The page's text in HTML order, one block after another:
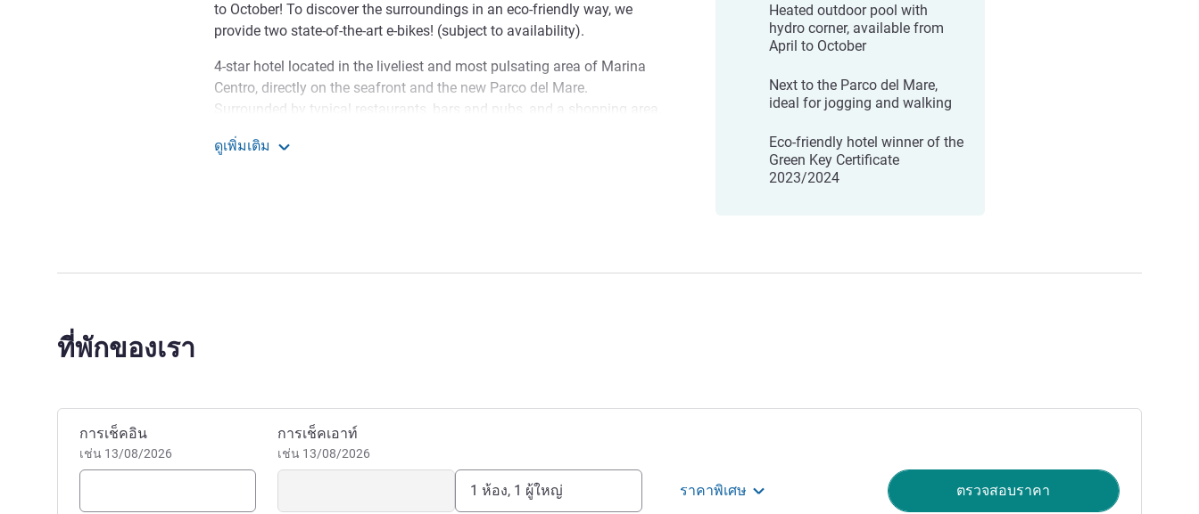
to October! To discover the surroundings in an eco-friendly way, we
provide two state-of-the-art e-bikes! (subject to availability).
4-star hotel located in the liveliest and most pulsating area of Marina
Centro, directly on the seafront and the new Parco del Mare.
Surrounded by typical restaurants, bars and pubs, and a shopping area.
business and leisure travellers: it is 1.3 km from Rimini train station
01248
ดูเพิ่มเติม
Heated outdoor pool with
hydro corner, available from
April to October
Next to the Parco del Mare,
ideal for jogging and walking
Eco-friendly hotel winner of the
Green Key Certificate
2023/2024
ที่พักของเรา
จองโรงแรมนี้
การเช็คอิน
เช่น 13/08/2026
การเช็คเอาท์
เช่น 13/08/2026
1 ห้อง, 1 ผู้ใหญ่ ราคาพิเศษ ตรวจสอบราคา